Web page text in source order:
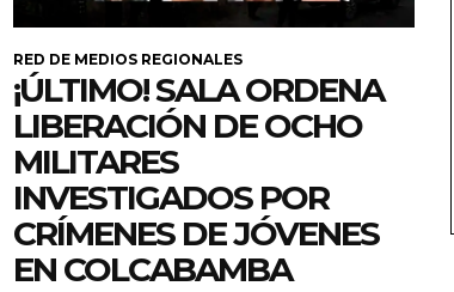
RED DE MEDIOS REGIONALES
¡ÚLTIMO! SALA ORDENA
LIBERACIÓN DE OCHO
MILITARES
INVESTIGADOS POR
CRÍMENES DE JÓVENES
EN COLCABAMBA